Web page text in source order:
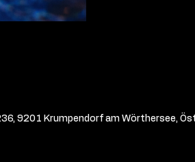
9201 Krumpendorf am Wörthersee,